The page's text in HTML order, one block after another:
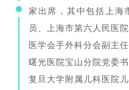
家出席，其中包括上海
员、上海市第六人民医
医学会手外科分会副主
曙光医院宝山分院党委
复旦大学附属儿科医院